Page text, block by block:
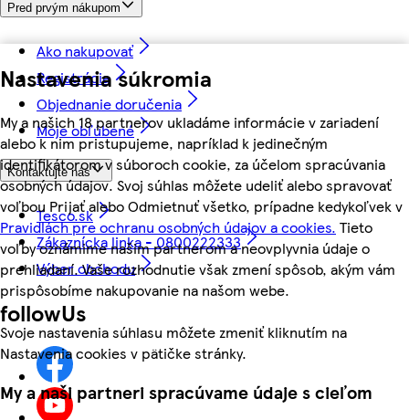
Nastavenia súkromia
My a našich 18 partnerov ukladáme informácie v zariadení
alebo k nim pristupujeme, napríklad k jedinečným
identifikátorom v súboroch cookie, za účelom spracúvania
osobných údajov. Svoj súhlas môžete udeliť alebo spravovať
voľbou Prijať alebo Odmietnuť všetko, prípadne kedykoľvek v
Pravidlách pre ochranu osobných údajov a cookies. Tieto
voľby oznámime našim partnerom a neovplyvnia údaje o
prehliadaní. Vaše rozhodnutie však zmení spôsob, akým vám
prispôsobíme nakupovanie na našom webe.
Svoje nastavenia súhlasu môžete zmeniť kliknutím na
Nastavenia cookies v pätičke stránky.
My a naši partneri spracúvame údaje s cieľom
Pred prvým nákupom
Ako nakupovať
Registrácia
Objednanie doručenia
Moje obľúbené
Kontaktujte nás
Tesco.sk
Zákaznícka linka - 0800222333
Výber obchodu
followUs